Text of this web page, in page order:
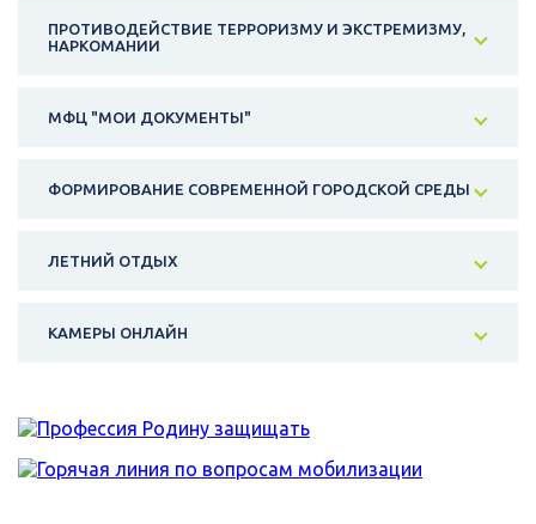
ПРОТИВОДЕЙСТВИЕ ТЕРРОРИЗМУ И ЭКСТРЕМИЗМУ,
НАРКОМАНИИ
МФЦ "МОИ ДОКУМЕНТЫ"
ФОРМИРОВАНИЕ СОВРЕМЕННОЙ ГОРОДСКОЙ СРЕДЫ
ЛЕТНИЙ ОТДЫХ
КАМЕРЫ ОНЛАЙН